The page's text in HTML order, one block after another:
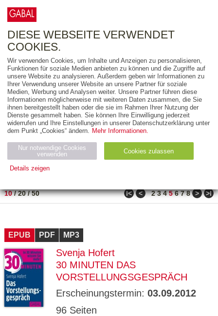
FREITEXT
AUSGABEART
AUS DER REIHE
ZUM THEMA
Neuerscheinung
Bestseller
PREIS
10/20/50 ǀ< < 2 3 4 5 6 7 8 > >ǀ
EPUB PDF MP3
Svenja Hofert
30 MINUTEN DAS
VORSTELLUNGSGESPRÄCH
Erscheinungstermin: 03.09.2012
96 Seiten
DIESE WEBSEITE VERWENDET
COOKIES.
Wir verwenden Cookies, um Inhalte und Anzeigen zu personalisieren,
Funktionen für soziale Medien anbieten zu können und die Zugriffe auf
unsere Website zu analysieren. Außerdem geben wir Informationen zu
Ihrer Verwendung unserer Website an unsere Partner für soziale
Medien, Werbung und Analysen weiter. Unsere Partner führen diese
Informationen möglicherweise mit weiteren Daten zusammen, die Sie
ihnen bereitgestellt haben oder die sie im Rahmen Ihrer Nutzung der
Dienste gesammelt haben. Sie können Ihre Einwilligung jederzeit
widerrufen und Ihre Einstellungen in unserer Datenschutzerklärung unter
dem Punkt „Cookies“ ändern. Mehr Informationen.
Nur notwendige Cookies
verwenden
Cookies zulassen
Details zeigen
Name Zweck
Ty
ESSION
_ID
verlag.
de
Session verwendet
GV_CO
OKIES
gabal-
Speichert den Zustimmungsstatus des
Benutzers für Cookies auf der aktuellen
Domäne.